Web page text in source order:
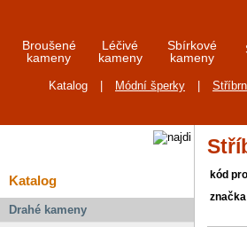
Broušené
kameny
Léčivé
kameny
Sbírkové
kameny
Katalog Módní šperky
Katalog
Drahé kameny
kód
značka